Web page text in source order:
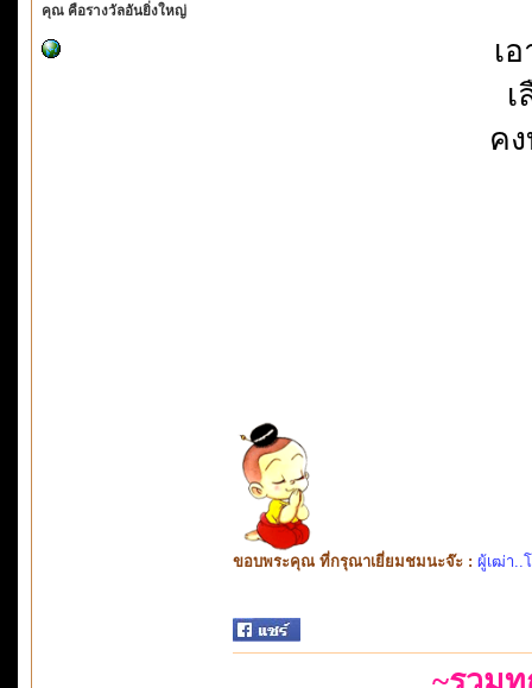
คุณ คือรางวัลอันยิ่งใหญ่
เ
ค
ขอบพระคุณ ที่กรุณาเยี่ยมชมนะจ๊ะ : ผู้เฒ่า..
~รวม